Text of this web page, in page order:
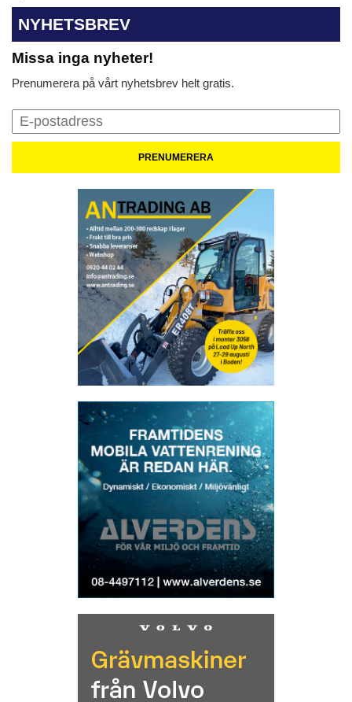
NYHETSBREV
Missa inga nyheter!
Prenumerera på vårt nyhetsbrev helt gratis.